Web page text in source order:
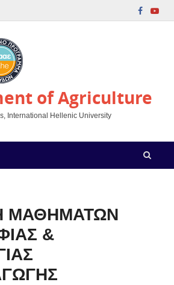
of Agriculture
International Hellenic University
ΜΑΘΗΜΑΤΩΝ
&